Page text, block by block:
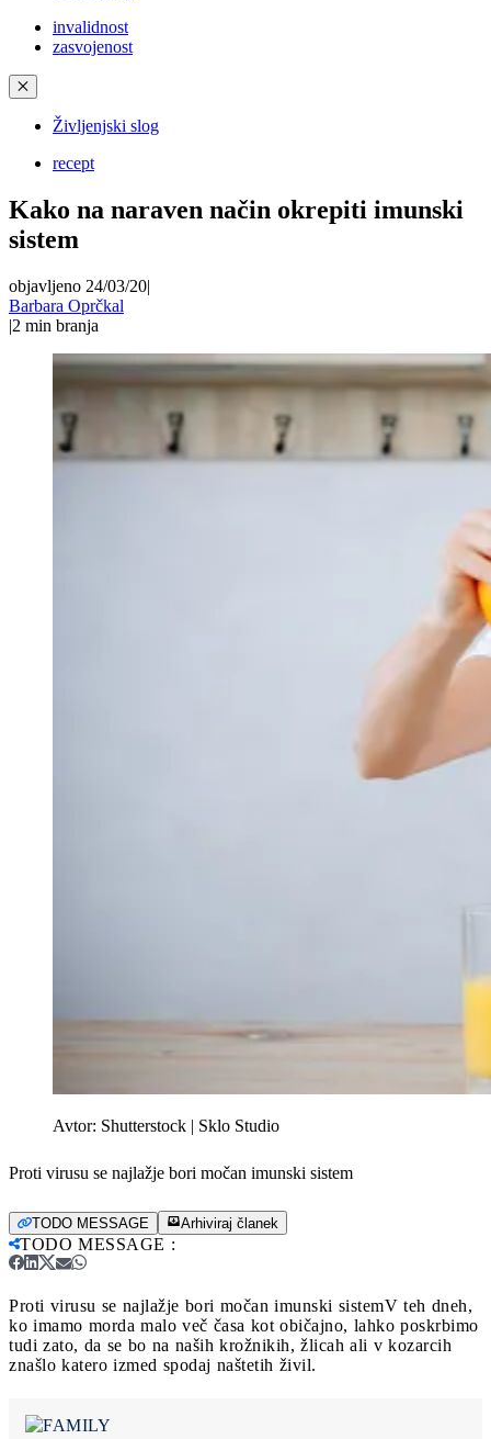
invalidnost
zasvojenost
✕
Življenjski slog
recept
Kako na naraven način okrepiti imunski
sistem
objavljeno 24/03/20|
Barbara Oprčkal
|2 min branja
Avtor: Shutterstock | Sklo Studio
Proti virusu se najlažje bori močan imunski sistem
TODO MESSAGE Arhiviraj članek
TODO MESSAGE :
Proti virusu se najlažje bori močan imunski sistemV teh dneh,
ko imamo morda malo več časa kot običajno, lahko poskrbimo
tudi zato, da se bo na naših krožnikih, žlicah ali v kozarcih
znašlo katero izmed spodaj naštetih živil.